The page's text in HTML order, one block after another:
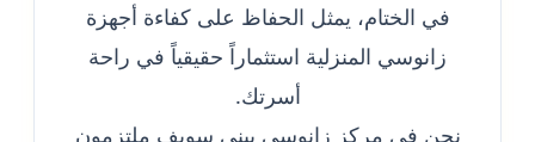
في الختام، يمثل الحفاظ على كفاءة أجهزة
زانوسي المنزلية استثماراً حقيقياً في راحة
أسرتك.
نحن في مركز زانوسى ببنى سويف ملتزمون